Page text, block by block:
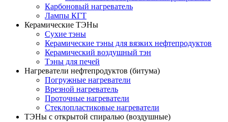
Карбоновый нагреватель
Лампы КГТ
Керамические ТЭНы
Сухие тэны
Керамические тэны для вязких нефтепродуктов
Керамический воздушный тэн
Тэны для печей
Нагреватели нефтепродуктов (битума)
Погружные нагреватели
Врезной нагреватель
Проточные нагреватели
Стеклопластиковые нагреватели
ТЭНы с открытой спиралью (воздушные)